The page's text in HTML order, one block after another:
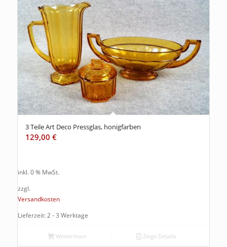
3 Teile Art Deco Pressglas, honigfarben
129,00 €
inkl. 0 % MwSt.
zzgl.
Versandkosten
Lieferzeit: 2 - 3 Werktage
Weiterlesen Zeige Details